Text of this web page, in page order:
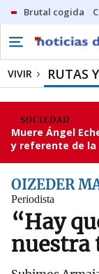
Brutal cogida
VIVIR RUTAS
SOCIEDAD
Muere Ángel
y referente de la
OIZEDER
Periodista
“Hay
nuestra